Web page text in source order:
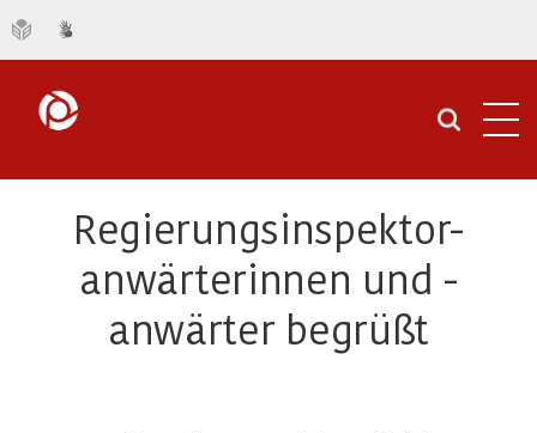
Regierungsinspektor-
anwärterinnen und -
anwärter begrüßt